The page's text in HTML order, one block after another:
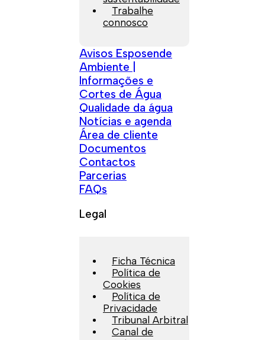
Trabalhe
connosco
Avisos Esposende
Ambiente |
Informações e
Cortes de Água
Qualidade da água
Notícias e agenda
Área de cliente
Documentos
Contactos
Parcerias
FAQs
Legal
Ficha Técnica
Política de
Cookies
Política de
Privacidade
Tribunal Arbitral
Canal de